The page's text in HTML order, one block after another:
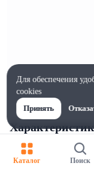
Ширина, мм
Каталог Поиск
Для обеспечения
cookies
Принять